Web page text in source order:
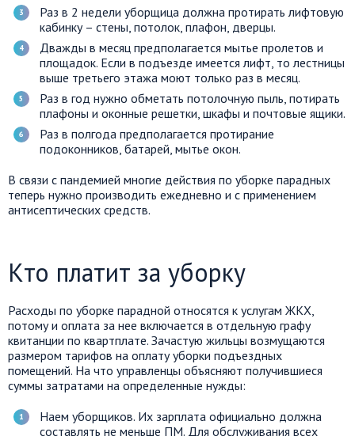
Раз в 2 недели уборщица должна протирать лифтовую
кабинку – стены, потолок, плафон, дверцы.
Дважды в месяц предполагается мытье пролетов и
площадок. Если в подъезде имеется лифт, то лестницы
выше третьего этажа моют только раз в месяц.
Раз в год нужно обметать потолочную пыль, потирать
плафоны и оконные решетки, шкафы и почтовые ящики.
Раз в полгода предполагается протирание
подоконников, батарей, мытье окон.
В связи с пандемией многие действия по уборке парадных
теперь нужно производить ежедневно и с применением
антисептических средств.
Кто платит за уборку
Расходы по уборке парадной относятся к услугам ЖКХ,
потому и оплата за нее включается в отдельную графу
квитанции по квартплате. Зачастую жильцы возмущаются
размером тарифов на оплату уборки подъездных
помещений. На что управленцы объясняют получившиеся
суммы затратами на определенные нужды:
Наем уборщиков. Их зарплата официально должна
составлять не меньше ПМ. Для обслуживания всех